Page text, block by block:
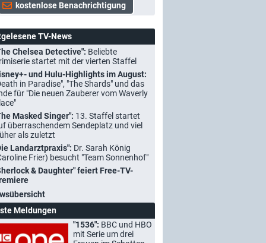
TV-News
Chelsea Detective": Beliebte
startet mit der vierten Staffel
und Hulu-Highlights im August:
in Paradise", "The Shards" und das
für "Die neuen Zauberer vom Waverly
Masked Singer": 13. Staffel startet
überraschendem Sendeplatz und viel
als zuletzt
Landarztpraxis": Dr. Sarah König
Frier) besucht "Team Sonnenhof"
& Daughter" feiert Free-TV-
Meldungen
"1536": BBC und HBO
mit Serie um drei